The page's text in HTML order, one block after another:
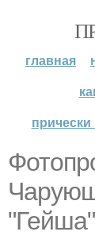
главная